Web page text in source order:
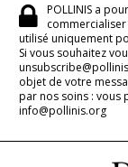
POLLINIS a
utilisé uniquement
Si vous souhaitez
objet de votre
par nos soins : vous
info@pollinis.org